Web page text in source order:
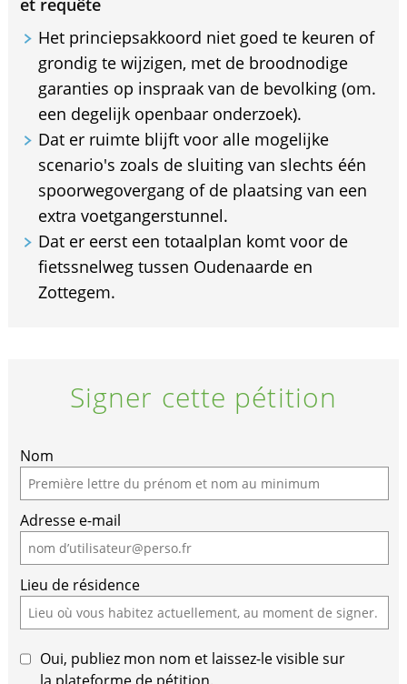
et requête
Het princiepsakkoord niet goed te keuren of
grondig te wijzigen, met de broodnodige
garanties op inspraak van de bevolking (om.
een degelijk openbaar onderzoek).
Dat er ruimte blijft voor alle mogelijke
scenario's zoals de sluiting van slechts één
spoorwegovergang of de plaatsing van een
extra voetgangerstunnel.
Dat er eerst een totaalplan komt voor de
fietssnelweg tussen Oudenaarde en
Zottegem.
Signer cette pétition
If
you
are
a
human,
ignore
this
field
Nom
Adresse e-mail
Lieu de résidence
Oui, publiez mon nom et laissez-le visible sur